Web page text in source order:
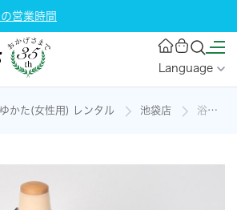
営業時間
Language
ゆかた(女性用) レンタル 池袋店 浴衣[紺・紫陽花Sサイズ]の着物レンタル